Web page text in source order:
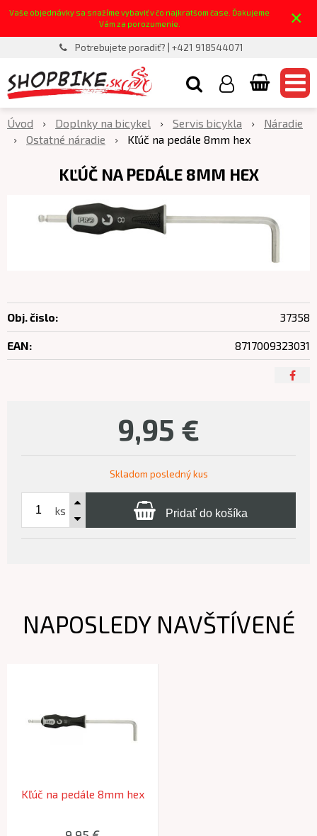
Vaše objednávky sa snažíme vybaviť v čo najkratšom čase. Ďakujeme
Vám za porozumenie.
×
Potrebujete poradiť? | +421 918544071
Úvod Doplnky na bicykel Servis bicykla
Náradie
Ostatné náradie
Kľúč na pedále 8mm hex
KĽÚČ NA PEDÁLE 8MM HEX
9,95 €
Skladom posledný kus
ks Pridať do košíka
Obj. čislo: 37358
EAN: 8717009323031
NAPOSLEDY NAVŠTÍVENÉ
Kľúč na pedále 8mm hex